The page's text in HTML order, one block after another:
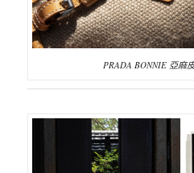
PRADA BONNIE 亞麻